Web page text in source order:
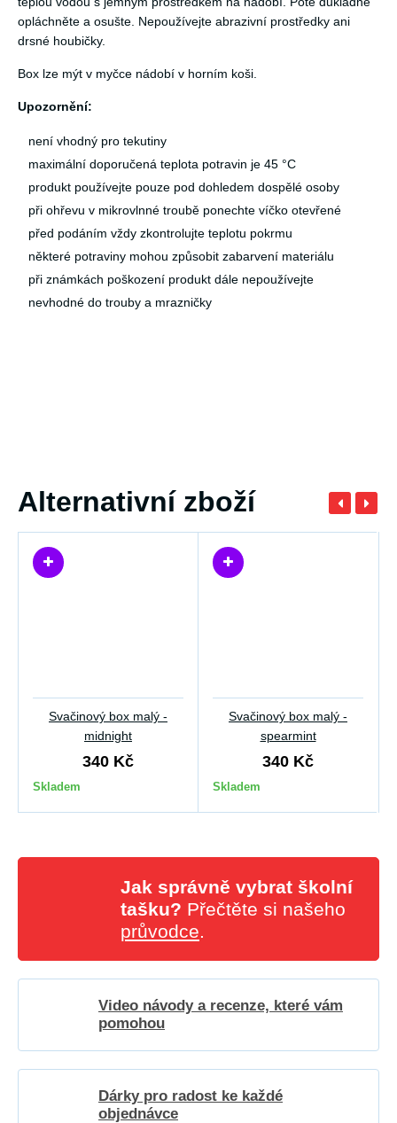
opláchněte a osušte. Nepoužívejte abrazivní prostředky ani
drsné houbičky.
Box lze mýt v myčce nádobí v horním koši.
Upozornění:
není vhodný pro tekutiny
maximální doporučená teplota potravin je 45 °C
produkt používejte pouze pod dohledem dospělé osoby
při ohřevu v mikrovlnné troubě ponechte víčko otevřené
před podáním vždy zkontrolujte teplotu pokrmu
některé potraviny mohou způsobit zabarvení materiálu
při známkách poškození produkt dále nepoužívejte
nevhodné do trouby a mrazničky
Alternativní zboží
Svačinový box malý -
midnight
340 Kč
Skladem
Svačinový box malý -
spearmint
340 Kč
Skladem
Jak správně vybrat školní
tašku? Přečtěte si našeho
průvodce.
Video návody a recenze, které vám
pomohou
Dárky pro radost ke každé
objednávce